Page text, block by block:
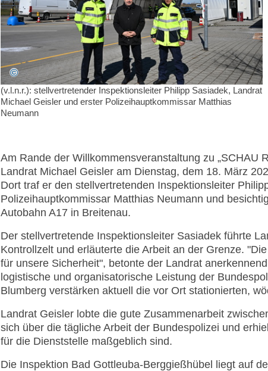
(v.l.n.r.): stellvertretender Inspektionsleiter Philipp Sasiadek, Landrat
Michael Geisler und erster Polizeihauptkommissar Matthias
Neumann
Am Rande der Willkommensveranstaltung zu „SCHAU
Landrat Michael Geisler am Dienstag, dem 18. März
Dort traf er den stellvertretenden Inspektionsleiter
Polizeihauptkommissar Matthias Neumann und
Autobahn A17 in Breitenau.
Der stellvertretende Inspektionsleiter Sasiadek führte
Kontrollzelt und erläuterte die Arbeit an der Grenze.
für unsere Sicherheit", betonte der Landrat
logistische und organisatorische Leistung der
Blumberg verstärken aktuell die vor Ort stationierten,
Landrat Geisler lobte die gute Zusammenarbeit
sich über die tägliche Arbeit der Bundespolizei und
für die Dienststelle maßgeblich sind.
Die Inspektion Bad Gottleuba-Berggießhübel liegt auf